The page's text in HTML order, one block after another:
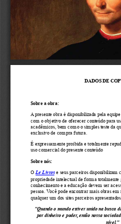
DADOS DE
Sobre a obra:
A presente obra é disponibilizada pela equipe
com o objetivo de oferecer conteúdo para
acadêmicos, bem como o simples teste da
exclusivo de compra futura.
É expressamente proibida e totalmente
uso comercial do presente conteúdo
Sobre nós:
O Le Livros e seus parceiros disponibilizam
propriedade intelectual de forma totalmente
conhecimento e a educação devem ser
pessoa. Você pode encontrar mais obras em
qualquer um dos sites parceiros
"Quando o mundo estiver unido na busca
por dinheiro e poder, então nossa
nível."